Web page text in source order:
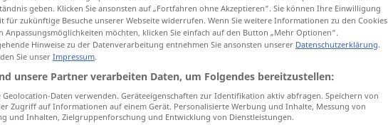
Heer
geben. Klicken Sie ansonsten auf „Fortfahren ohne Akzeptieren“. Sie können Ihre Einwilligung
für zukünftige Besuche unserer Webseite widerrufen. Wenn Sie weitere Informationen zu den Cookies
Anpassungsmöglichkeiten möchten, klicken Sie einfach auf den Button „Mehr Optionen“.
Hinweise zu der Datenverarbeitung entnehmen Sie ansonsten unserer Datenschutzerklärung.
Sie unser Impressum.
unsere Partner verarbeiten Daten, um Folgendes bereitzustellen:
Geolocation-Daten verwenden. Geräteeigenschaften zur Identifikation aktiv abfragen. Speichern von
Zugriff auf Informationen auf einem Gerät. Personalisierte Werbung und Inhalte, Messung von
und Inhalten, Zielgruppenforschung und Entwicklung von Dienstleistungen.